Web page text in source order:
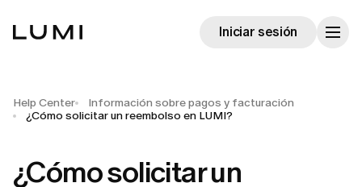
Iniciar sesión
Help Center
Información sobre pagos y facturación
¿Cómo solicitar un reembolso en LUMI?
¿Cómo solicitar un